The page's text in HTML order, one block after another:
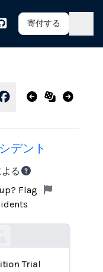
寄付する
デント
る
Flag
Trial